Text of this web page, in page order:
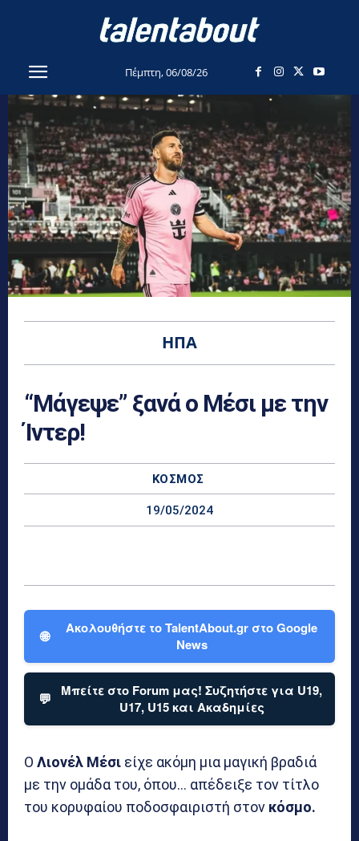
Πέμπτη, 06/08/26
ΗΠΑ
“Μάγεψε” ξανά ο Μέσι με την
Ίντερ!
ΚΌΣΜΟΣ
19/05/2024
🌐
Ακολουθήστε το TalentAbout.gr στο Google
News
💬
Μπείτε στο Forum μας! Συζητήστε για U19,
U17, U15 και Ακαδημίες
Ο Λιονέλ Μέσι είχε ακόμη μια μαγική βραδιά
με την ομάδα του, όπου… απέδειξε τον τίτλο
του κορυφαίου ποδοσφαιριστή στον κόσμο.